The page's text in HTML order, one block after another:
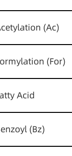
(Ac)
(For)
Acid
(Bz)